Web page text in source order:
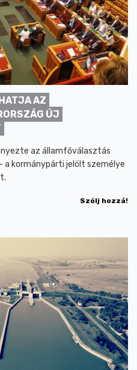
AZ
ÚJ
az államfőválasztás
a kormánypárti jelölt személye
Szólj hozzá!